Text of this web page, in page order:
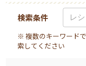
検索条件
※ 複数のキーワード
索してください